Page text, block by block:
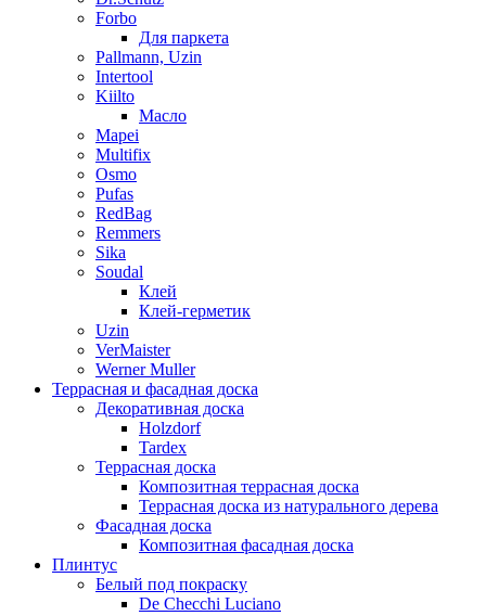
Forbo
Для паркета
Pallmann, Uzin
Intertool
Kiilto
Масло
Mapei
Multifix
Osmo
Pufas
RedBag
Remmers
Sika
Soudal
Клей
Клей-герметик
Uzin
VerMaister
Werner Muller
Террасная и фасадная доска
Декоративная доска
Holzdorf
Tardex
Террасная доска
Композитная террасная доска
Террасная доска из натурального дерева
Фасадная доска
Композитная фасадная доска
Плинтус
Белый под покраску
De Checchi Luciano